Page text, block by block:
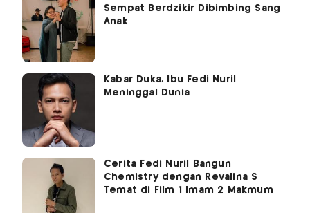
Sempat Berdzikir Dibimbing Sang
Anak
Kabar Duka, Ibu Fedi Nuril
Meninggal Dunia
Cerita Fedi Nuril Bangun
Chemistry dengan Revalina S
Temat di Film 1 Imam 2 Makmum